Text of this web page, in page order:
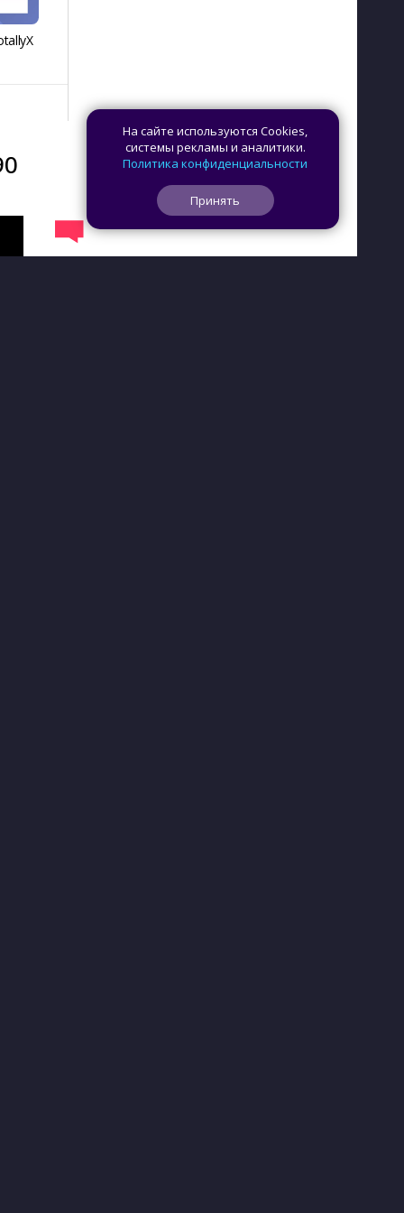
На сайте используются Cookies,
системы рекламы и аналитики.
Политика конфиденциальности
Принять